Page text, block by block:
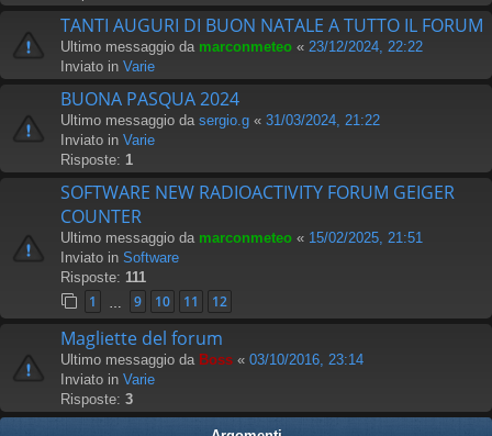
TANTI AUGURI DI BUON NATALE A TUTTO IL FORUM
Ultimo messaggio da marconmeteo « 23/12/2024, 22:22
Inviato in Varie
BUONA PASQUA 2024
Ultimo messaggio da sergio.g « 31/03/2024, 21:22
Inviato in Varie
Risposte: 1
SOFTWARE NEW RADIOACTIVITY FORUM GEIGER
COUNTER
Ultimo messaggio da marconmeteo « 15/02/2025, 21:51
Inviato in Software
Risposte: 111
1 9 10 11 12
Magliette del forum
Ultimo messaggio da Boss « 03/10/2016, 23:14
Inviato in Varie
Risposte: 3